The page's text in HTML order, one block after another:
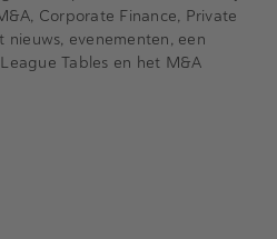
Corporate Finance, Private
evenementen, een
Tables en het M&A